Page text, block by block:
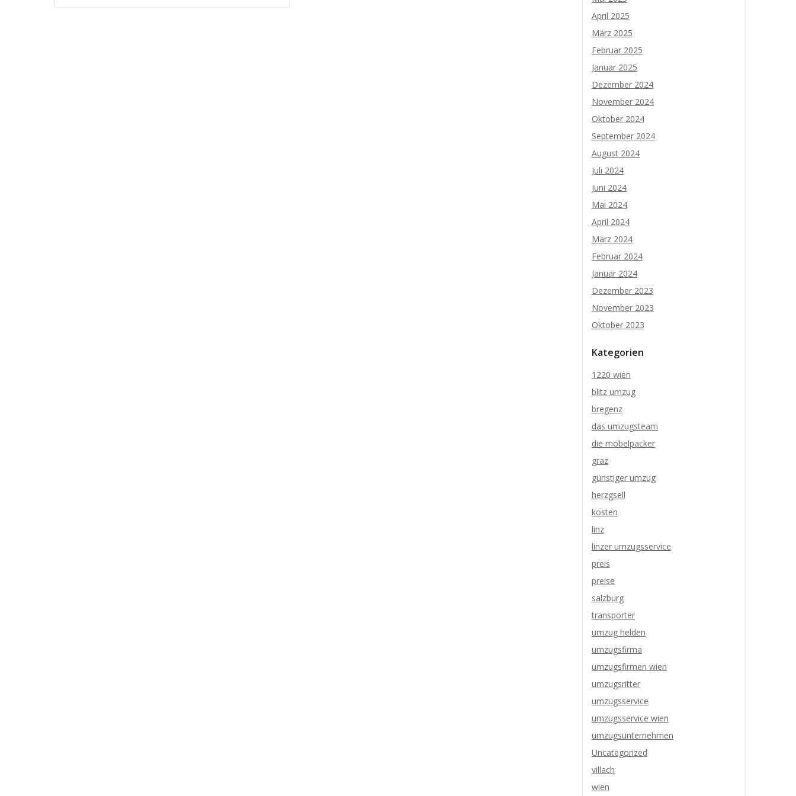
April 2025
März 2025
Februar 2025
Januar 2025
Dezember 2024
November 2024
Oktober 2024
September 2024
August 2024
Juli 2024
Juni 2024
Mai 2024
April 2024
März 2024
Februar 2024
Januar 2024
Dezember 2023
November 2023
Oktober 2023
Kategorien
1220 wien
blitz umzug
bregenz
das umzugsteam
die möbelpacker
graz
günstiger umzug
herzgsell
kosten
linz
linzer umzugsservice
preis
preise
salzburg
transporter
umzug helden
umzugsfirma
umzugsfirmen wien
umzugsritter
umzugsservice
umzugsservice wien
umzugsunternehmen
Uncategorized
villach
wien